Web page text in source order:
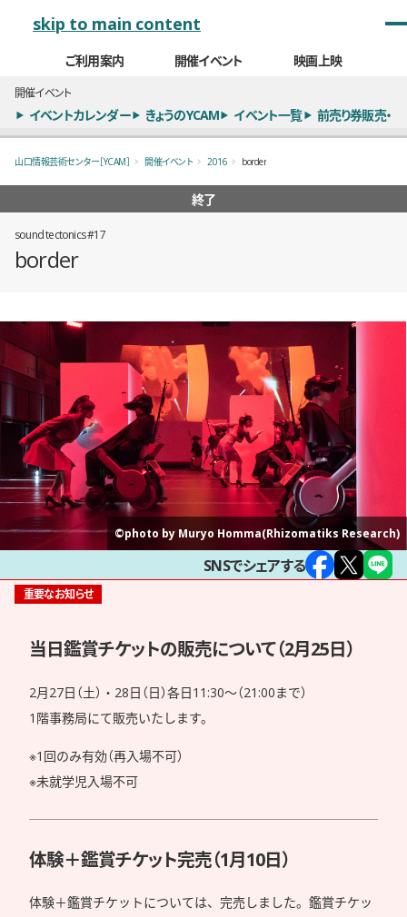
skip to main content
ご利用案内 開催イベント 映画上映
開催イベント
イベントカレンダー きょうのYCAM イベント一覧 前売り券販売・
山口情報芸術センター［YCAM］ 開催イベント 2016 border
終了
sound tectonics #17
border
概要
©photo by Muryo Homma(Rhizomatiks Research)
SNSでシェアする
重要なお知らせ
当日鑑賞チケットの販売について（2月25日）
2月27日（土）・28日（日）各日11:30～（21:00まで）
1階事務局にて販売いたします。
※1回のみ有効（再入場不可）
※未就学児入場不可
体験＋鑑賞チケット完売（1月10日）
体験＋鑑賞チケットについては、完売しました。鑑賞チケッ